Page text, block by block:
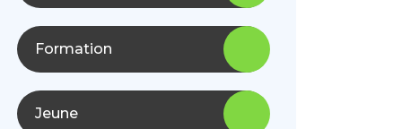
Formation
Jeune